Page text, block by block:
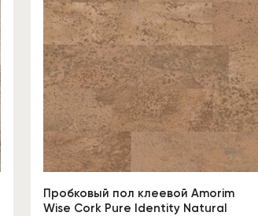
Пробковый пол клеевой Amorim
Wise Cork Pure Identity Natural